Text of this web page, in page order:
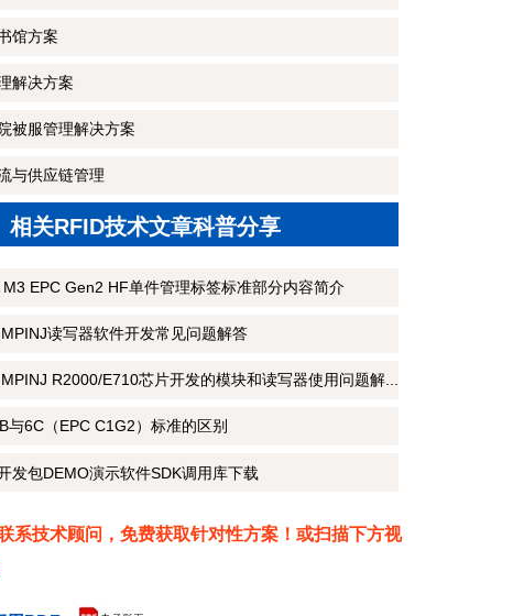
馆方案
解决方案
被服管理解决方案
与供应链管理
相关RFID技术文章科普分享
EPC Gen2 HF单件管理标签标准部分内容简介
读写器软件开发常见问题解答
R2000/E710芯片开发的模块和读写器使用问题解...
与6C（EPC C1G2）标准的区别
发包DEMO演示软件SDK调用库下载
系技术顾问，免费获取针对性方案！或扫描下方视